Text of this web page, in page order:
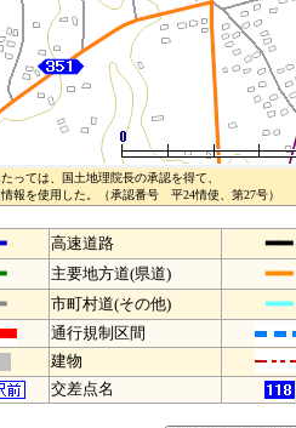
っては、国土地理院長の承認を得て、
報を使用した。（承認番号 平24情使、第27号）
高速道路
━━
主要地方道(県道)
━━
市町村道(その他) ━━
通行規制区間
建物
交差点名